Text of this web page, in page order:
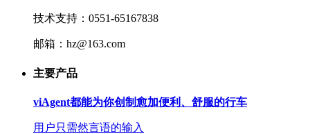
技术支持：0551-65167838
邮箱：hz@163.com
主要产品
viAgent都能为你创制愈加便利、舒服的行车
用户只需然言语的输入